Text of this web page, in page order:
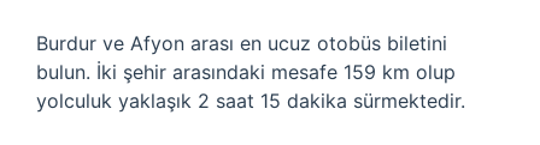
Burdur ve Afyon arası en ucuz otobüs biletini
bulun. İki şehir arasındaki mesafe 159 km olup
yolculuk yaklaşık 2 saat 15 dakika sürmektedir.